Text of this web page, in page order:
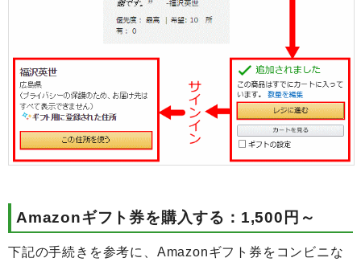
Amazonギフト券を購入する：1,500円～
下記の手続きを参考に、Amazonギフト券をコンビニな